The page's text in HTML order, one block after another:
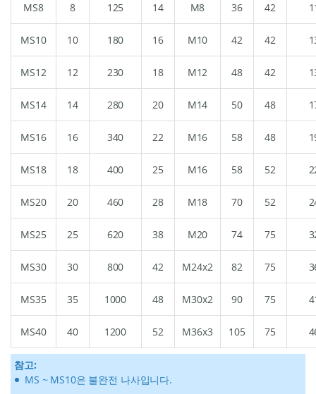
MS8 8 125 14 M8 36 42
MS10 10 180 16 M10 42 42
MS12 12 230 18 M12 48 42
MS14 14 280 20 M14 50 48
MS16 16 340 22 M16 58 48
MS18 18 400 25 M16 58 52
MS20 20 460 28 M18 70 52
MS25 25 620 38 M20 74 75
MS30 30 800 42 M24x2 82 75
MS35 35 1000 48 M30x2 90 75
MS40 40 1200 52 M36x3 105 75
참고:
MS ~ MS10은 불완전 나사입니다.